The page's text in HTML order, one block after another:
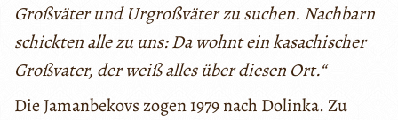
Großväter und Urgroßväter zu suchen. Nachbarn
schickten alle zu uns: Da wohnt ein kasachischer
Großvater, der weiß alles über diesen Ort.“
Die Jamanbekovs zogen 1979 nach Dolinka. Zu